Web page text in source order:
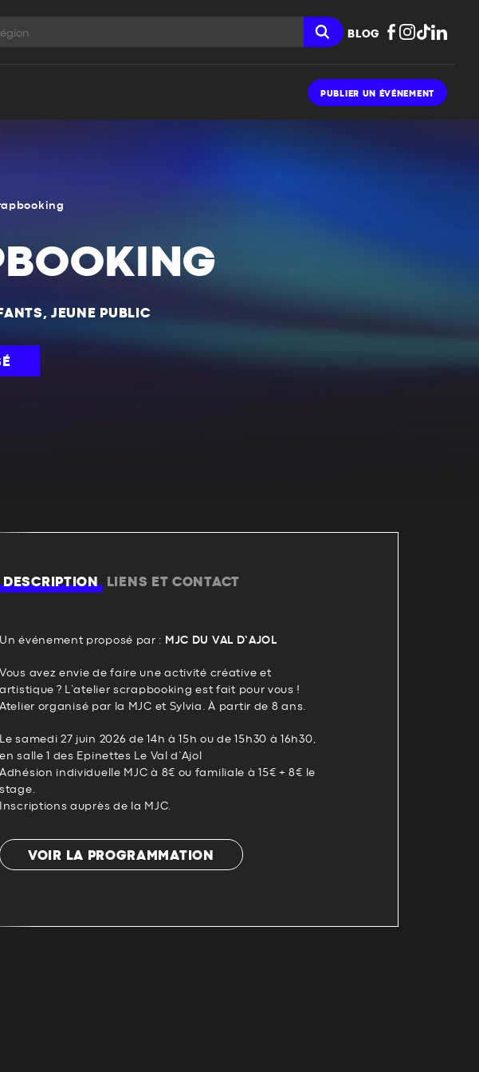
BLOG
PUBLIER UN ÉVÉNEMENT
JEUNE PUBLIC
DESCRIPTION LIENS ET CONTACT
Un événement proposé par : MJC DU VAL D’AJOL
Vous avez envie de faire une activité créative et
artistique ? L’atelier scrapbooking est fait pour vous !
Atelier organisé par la MJC et Sylvia. À partir de 8 ans.
Le samedi 27 juin 2026 de 14h à 15h ou de 15h30 à 16h30,
en salle 1 des Epinettes Le Val d’Ajol
Adhésion individuelle MJC à 8€ ou familiale à 15€ + 8€ le
stage.
Inscriptions auprès de la MJC.
VOIR LA PROGRAMMATION